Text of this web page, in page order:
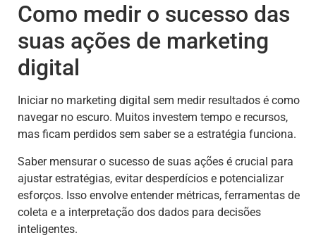
Como medir o sucesso das
suas ações de marketing
digital
Iniciar no marketing digital sem medir resultados é como
navegar no escuro. Muitos investem tempo e recursos,
mas ficam perdidos sem saber se a estratégia funciona.
Saber mensurar o sucesso de suas ações é crucial para
ajustar estratégias, evitar desperdícios e potencializar
esforços. Isso envolve entender métricas, ferramentas de
coleta e a interpretação dos dados para decisões
inteligentes.